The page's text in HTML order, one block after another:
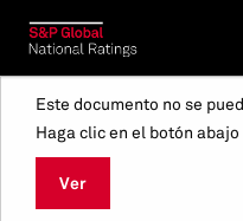
Este documento no se
Haga clic en el botón
Ver